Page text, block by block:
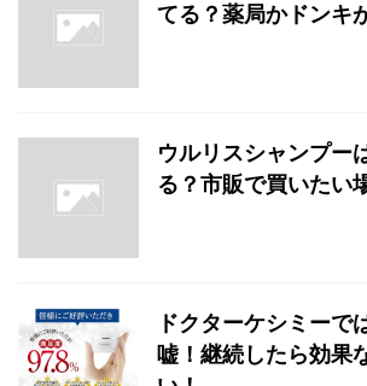
てる？薬局かドンキ
ウルリスシャンプー
る？市販で買いたい
ドクターケシミーで
嘘！継続したら効果